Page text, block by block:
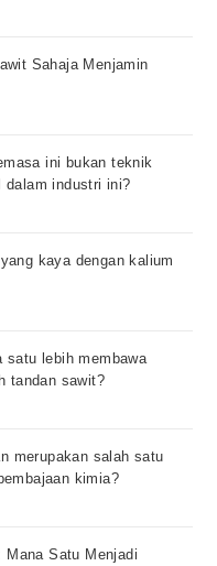
Sahaja Menjamin
ini bukan teknik
dalam industri ini?
kaya dengan kalium
satu lebih membawa
tandan sawit?
merupakan salah satu
kimia?
Satu Menjadi